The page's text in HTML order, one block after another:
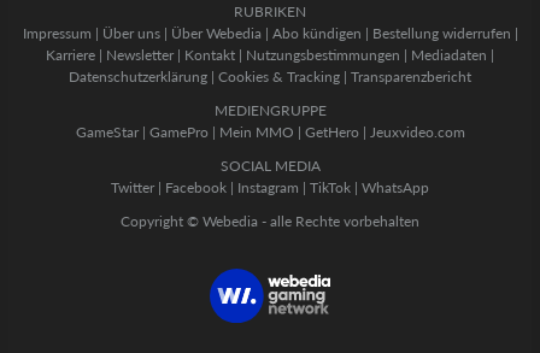
RUBRIKEN
Impressum | Über uns| Über Webedia | Abo kündigen | Bestellung widerrufen |
Karriere | Newsletter | Kontakt | Nutzungsbestimmungen | Mediadaten |
Datenschutzerklärung | Cookies & Tracking | Transparenzbericht
MEDIENGRUPPE
GameStar| GamePro | Mein MMO | GetHero | Jeuxvideo.com
SOCIAL MEDIA
Twitter | Facebook | Instagram | TikTok | WhatsApp
Copyright © Webedia - alle Rechte vorbehalten